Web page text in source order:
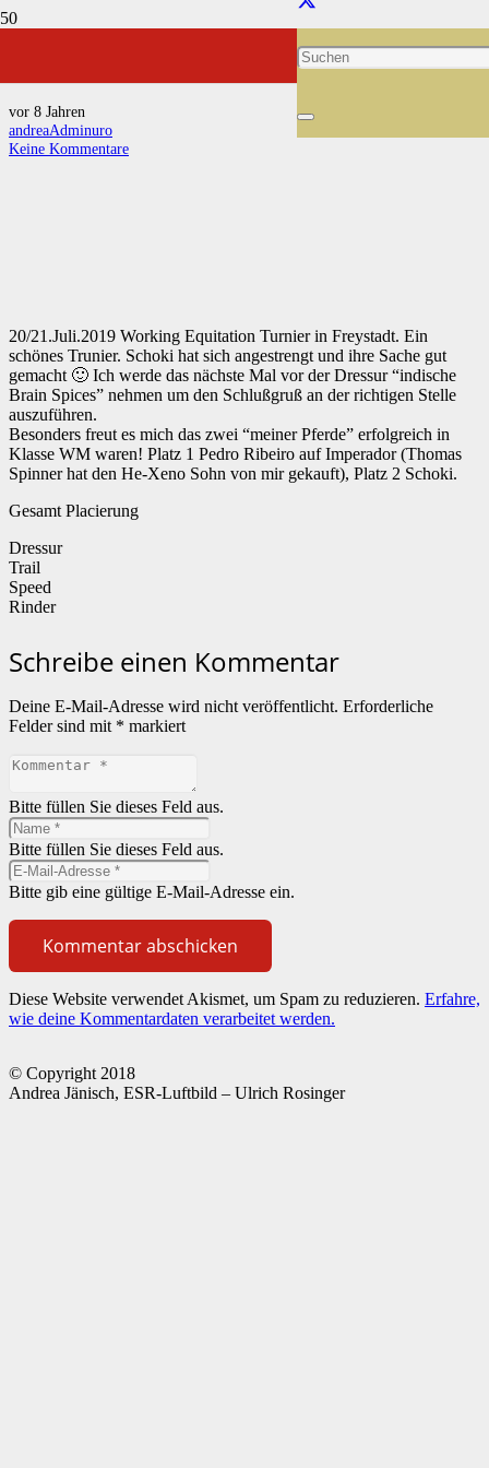
DM Working Equitation 2018
vor 8 Jahren
andreaAdminuro
Keine Kommentare
20/21.Juli.2019 Working Equitation Turnier in Freystadt. Ein
schönes Trunier. Schoki hat sich angestrengt und ihre Sache gut
gemacht 🙂 Ich werde das nächste Mal vor der Dressur “indische
Brain Spices” nehmen um den Schlußgruß an der richtigen Stelle
auszuführen.
Besonders freut es mich das zwei “meiner Pferde” erfolgreich in
Klasse WM waren! Platz 1 Pedro Ribeiro auf Imperador (Thomas
Spinner hat den He-Xeno Sohn von mir gekauft), Platz 2 Schoki.
Gesamt Placierung
Dressur
Trail
Speed
Rinder
Schreibe einen Kommentar
Deine E-Mail-Adresse wird nicht veröffentlicht. Erforderliche
Felder sind mit * markiert
Bitte füllen Sie dieses Feld aus.
Bitte füllen Sie dieses Feld aus.
Bitte gib eine gültige E-Mail-Adresse ein.
Kommentar abschicken
Diese Website verwendet Akismet, um Spam zu reduzieren. Erfahre,
wie deine Kommentardaten verarbeitet werden.
© Copyright 2018
Andrea Jänisch, ESR-Luftbild – Ulrich Rosinger